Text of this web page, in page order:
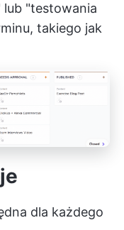
"testowania
takiego jak
dla każdego